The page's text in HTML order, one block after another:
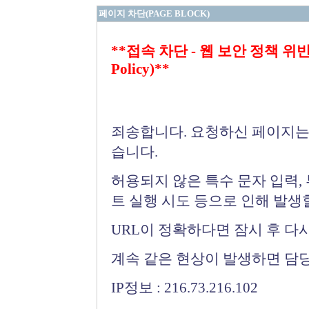
페이지 차단(PAGE BLOCK)
**접속 차단 - 웹 보안 정책 위
Policy)**
죄송합니다. 요청하신 페이지
습니다.
허용되지 않은 특수 문자 입력
트 실행 시도 등으로 인해 발생
URL이 정확하다면 잠시 후 다
계속 같은 현상이 발생하면 담
IP정보 : 216.73.216.102